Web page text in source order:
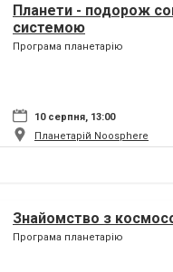
Планети - подорож
системою
Програма планетарію
10 серпня, 13:00
Планетарій Noosphere
Знайомство з
Програма планетарію